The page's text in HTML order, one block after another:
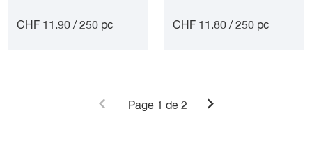
CHF 11.90 / 250 pc CHF 11.80 / 250 pc
Page 1 de 2